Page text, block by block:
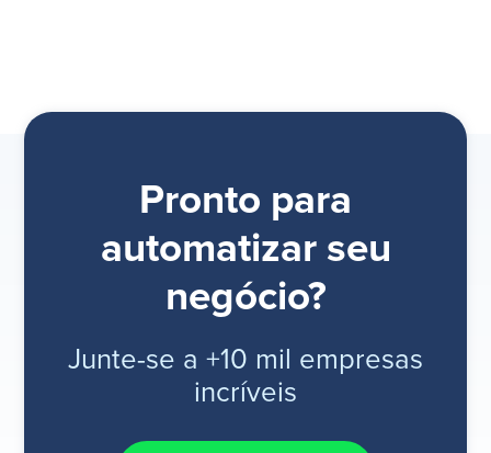
Pronto para
automatizar seu
negócio?
Junte-se a +10 mil empresas
incríveis